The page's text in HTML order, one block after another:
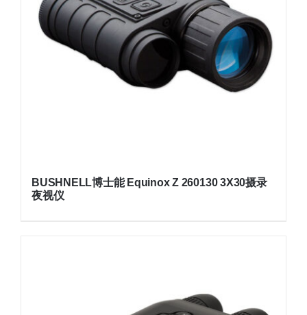
BUSHNELL博士能 Equinox Z 260130 3X30摄录
夜视仪